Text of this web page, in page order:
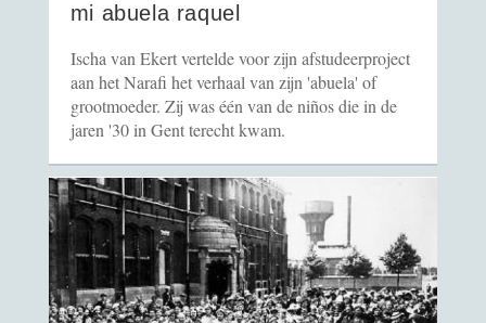
mi abuela raquel
Ischa van Ekert vertelde voor zijn afstudeerproject
aan het Narafi het verhaal van zijn 'abuela' of
grootmoeder. Zij was één van de niños die in de
jaren '30 in Gent terecht kwam.